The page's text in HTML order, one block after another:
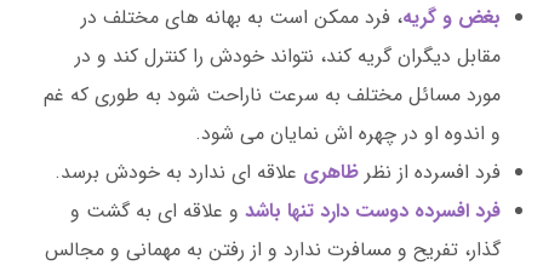
بغض و گریه، فرد ممکن است به بهانه های مختلف در
مقابل دیگران گریه کند، نتواند خودش را کنترل کند و در
مورد مسائل مختلف به سرعت ناراحت شود به طوری که غم
و اندوه او در چهره اش نمایان می شود.
فرد افسرده از نظر ظاهری علاقه ای ندارد به خودش برسد.
فرد افسرده دوست دارد تنها باشد و علاقه ای به گشت و
گذار، تفریح و مسافرت ندارد و از رفتن به مهمانی و مجالس